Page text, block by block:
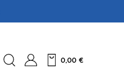
0,00 €